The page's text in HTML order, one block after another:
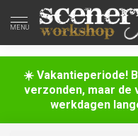
☀️ Vakantieperiode!
verzonden, maar de
werkdagen
MENU